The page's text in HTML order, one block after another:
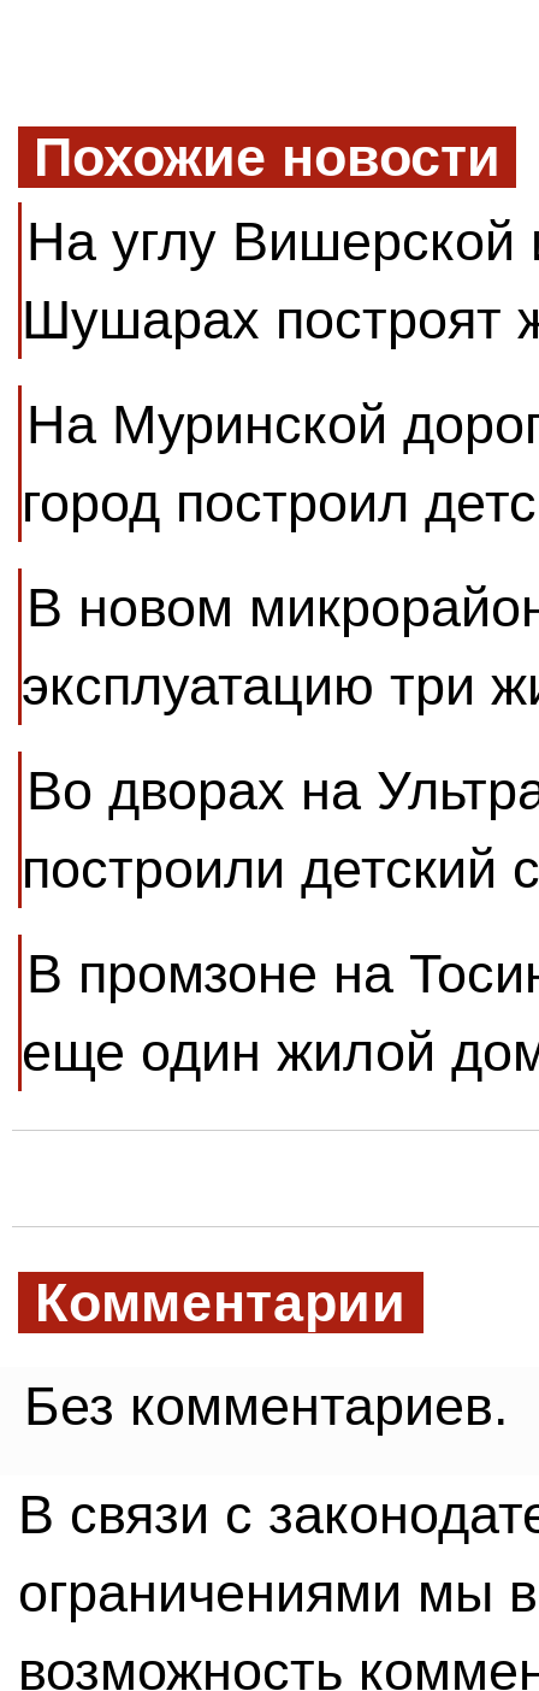
Похожие новости
На углу Вишерской
Шушарах построят
На Муринской
город построил
В новом
эксплуатацию три
Во дворах на
построили детский
В промзоне на
еще один жилой
Комментарии
Без комментариев.
В связи с
ограничениями мы
возможность